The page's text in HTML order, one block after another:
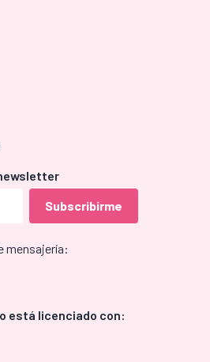
mensajería:
está licenciado con: